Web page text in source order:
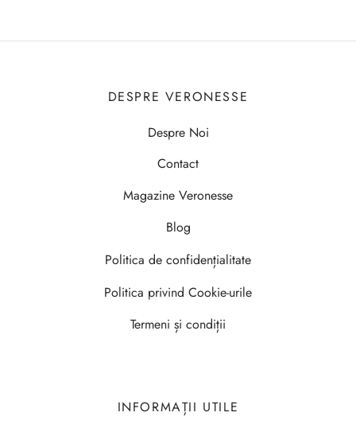
DESPRE VERONESSE
Despre Noi
Contact
Magazine Veronesse
Blog
Politica de confidențialitate
Politica privind Cookie-urile
Termeni și condiții
INFORMAȚII UTILE